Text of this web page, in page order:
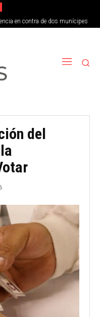
en contra de dos munícipes
del